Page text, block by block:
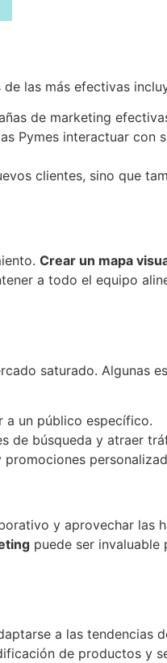
las más efectivas
de marketing
Pymes interactuar con
clientes, sino que
Crear un mapa
a todo el equipo
saturado. Algunas
a un público específico.
de búsqueda y atraer
y aprovechar las
puede ser invaluable
a las tendencias
de productos y